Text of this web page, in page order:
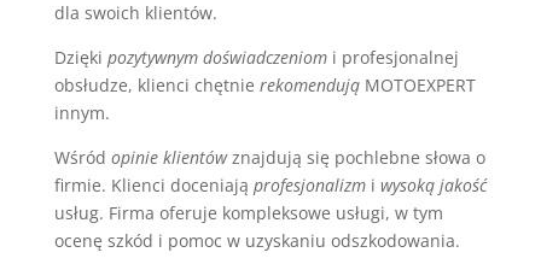
dla swoich klientów.
Dzięki pozytywnym doświadczeniomi profesjonalnej
obsłudze, klienci chętnie rekomendująMOTOEXPERT
innym.
Wśród opinie klientówznajdują się pochlebne słowa o
firmie. Klienci doceniają profesjonalizmi wysoką jakość
usług. Firma oferuje kompleksowe usługi, w tym
ocenę szkód i pomoc w uzyskaniu odszkodowania.